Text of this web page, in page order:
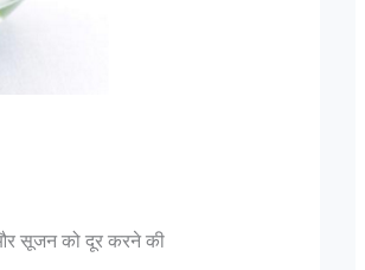
सूजन को दूर करने की
दिल्ली में लश्कर के फिदायीन हमले की साजिश, नाम
मिली,...